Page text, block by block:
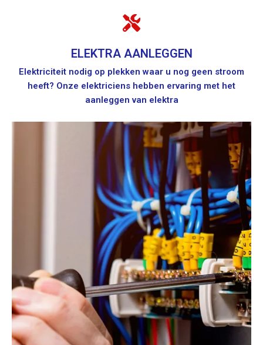
ELEKTRA AANLEGGEN
Elektriciteit nodig op plekken waar u nog geen stroom
heeft? Onze elektriciens hebben ervaring met het
aanleggen van elektra